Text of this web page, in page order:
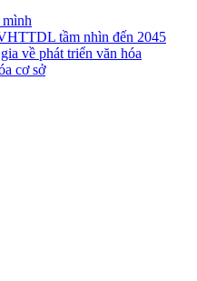
tầm nhìn đến 2045
về phát triển văn hóa
cơ sở